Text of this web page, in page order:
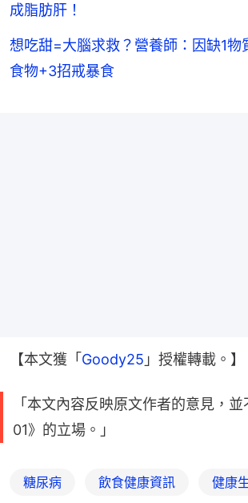
成脂肪肝！
想吃甜=大腦求救？營養師：因缺1物
食物+3招戒暴食
【本文獲「Goody25 」授權轉載。】
「本文內容反映原文作者的意見，
01》的立場。」
糖尿病 飲食健康資訊 健康